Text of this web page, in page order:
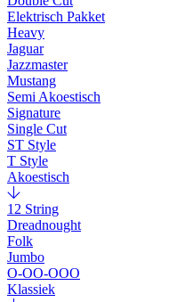
Elektrisch Pakket
Heavy
Jaguar
Jazzmaster
Mustang
Semi Akoestisch
Signature
Single Cut
ST Style
T Style
Akoestisch
12 String
Dreadnought
Folk
Jumbo
O-OO-OOO
Klassiek